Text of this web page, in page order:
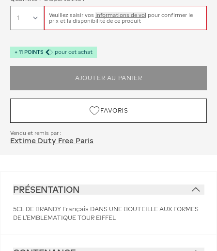
Veuillez saisir vos informations de vol pour confirmer le
prix et la disponibilité de ce produit
+ 11 POINTS pour cet achat
AJOUTER AU PANIER
FAVORIS
Vendu et remis par :
Extime Duty Free Paris
PRÉSENTATION
5CL DE BRANDY Français DANS UNE BOUTEILLE AUX FORMES
DE L'EMBLEMATIQUE TOUR EIFFEL